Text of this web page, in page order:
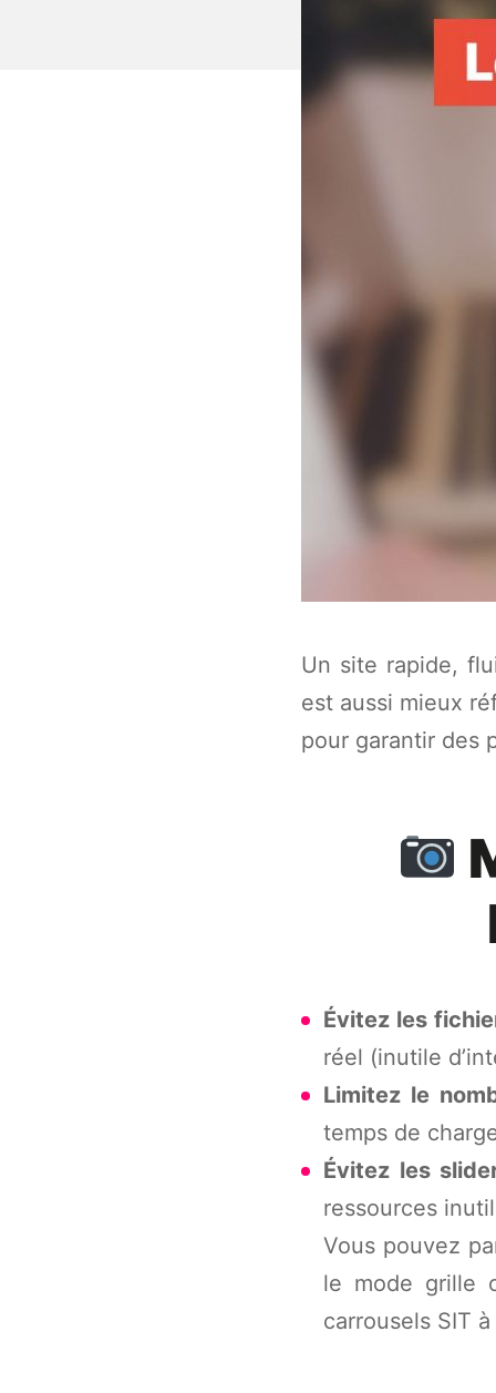
Un site rapide,
est aussi mieux
pour garantir des
Évitez les
réel (inutile
Limitez le
temps de
Évitez les
ressources
Vous pouvez
le mode grille
carrousels SIT